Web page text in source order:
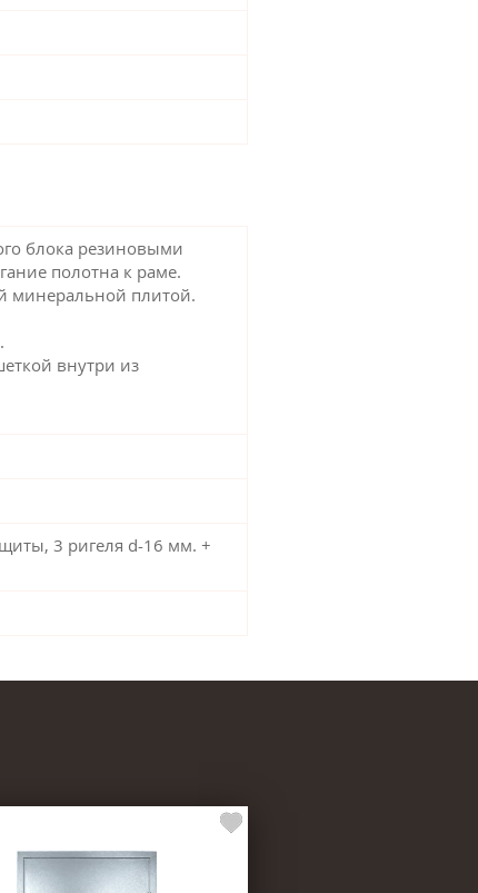
блока резиновыми
полотна к раме.
минеральной плитой.
внутри из
3 ригеля d-16 мм. +